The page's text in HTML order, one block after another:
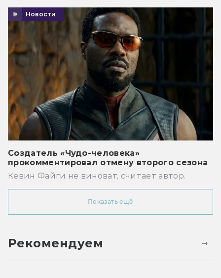
Новости
Создатель «Чудо-человека»
прокомментировал отмену второго сезона
Кевин Файги не виноват, считает автор.
Показать ещё
Рекомендуем